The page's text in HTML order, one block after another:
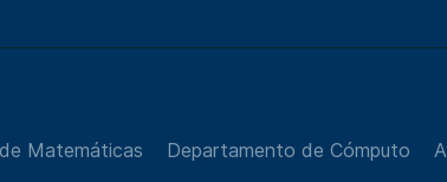
Matemáticas Departamento de Cómputo